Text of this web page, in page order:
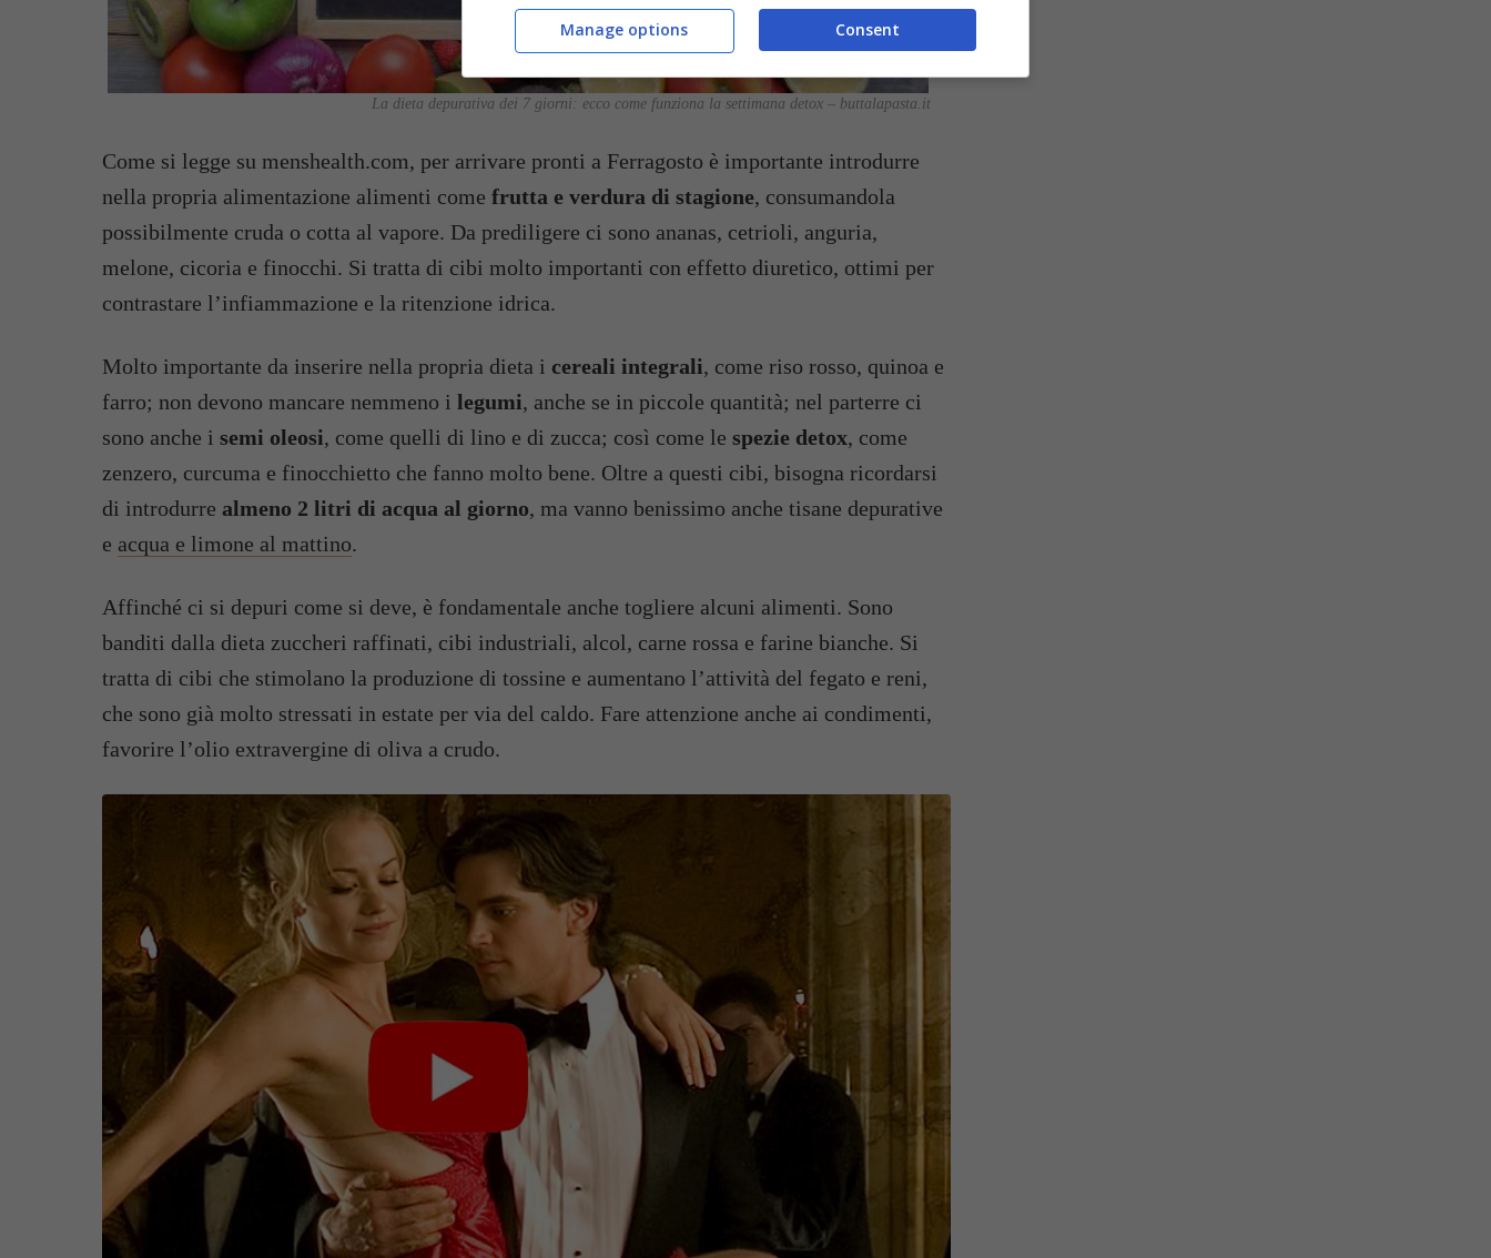
La dieta depurativa dei 7 giorni: ecco come funziona la settimana detox – buttalapasta.it
Come si legge su menshealth.com, per arrivare pronti a Ferragosto è importante introdurre
nella propria alimentazione alimenti come frutta e verdura di stagione, consumandola
possibilmente cruda o cotta al vapore. Da prediligere ci sono ananas, cetrioli, anguria,
melone, cicoria e finocchi. Si tratta di cibi molto importanti con effetto diuretico, ottimi per
contrastare l’infiammazione e la ritenzione idrica.
Molto importante da inserire nella propria dieta i cereali integrali, come riso rosso, quinoa e
farro; non devono mancare nemmeno i legumi, anche se in piccole quantità; nel parterre ci
sono anche i semi oleosi, come quelli di lino e di zucca; così come le spezie detox, come
zenzero, curcuma e finocchietto che fanno molto bene. Oltre a questi cibi, bisogna ricordarsi
di introdurre almeno 2 litri di acqua al giorno, ma vanno benissimo anche tisane depurative
e acqua e limone al mattino.
Affinché ci si depuri come si deve, è fondamentale anche togliere alcuni alimenti. Sono
banditi dalla dieta zuccheri raffinati, cibi industriali, alcol, carne rossa e farine bianche. Si
tratta di cibi che stimolano la produzione di tossine e aumentano l’attività del fegato e reni,
che sono già molto stressati in estate per via del caldo. Fare attenzione anche ai condimenti,
favorire l’olio extravergine di oliva a crudo.
Consent
Manage options